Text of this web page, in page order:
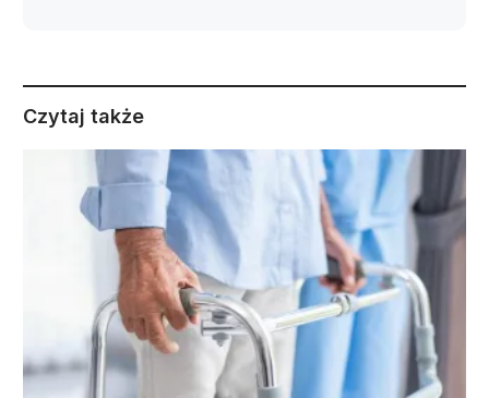
Czytaj także